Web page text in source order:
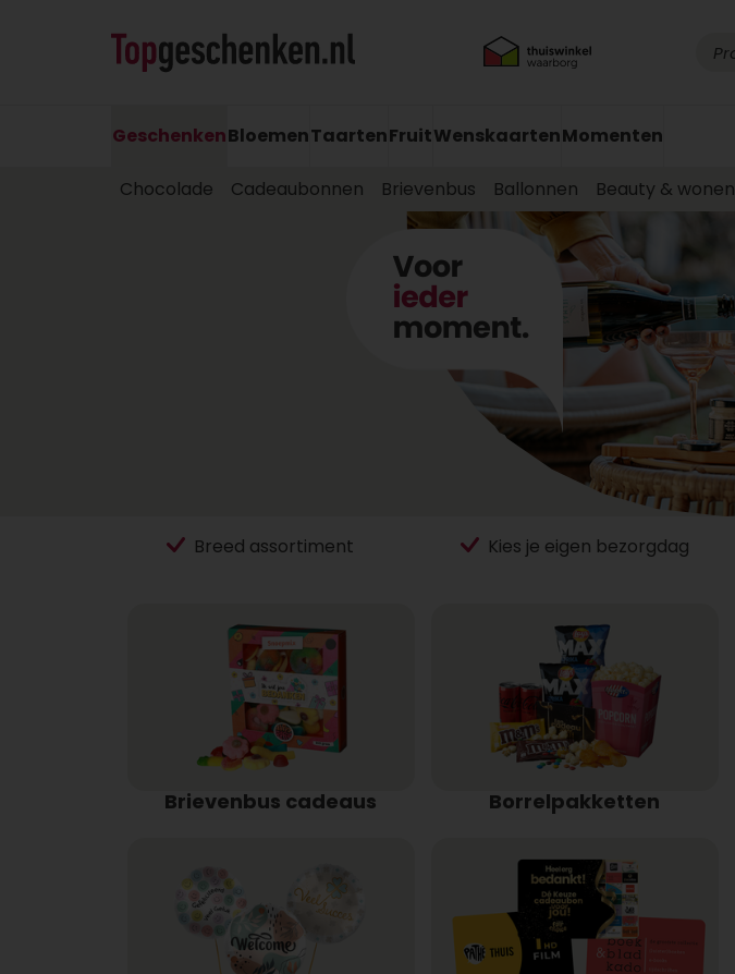
GeschenkenBloemenTaartenFruitWenskaartenMomenten
Chocolade Cadeaubonnen Brievenbus Ballonnen Beauty & wonen
Breed assortiment Kies je eigen bezorgdag
Brievenbus cadeaus Borrelpakketten